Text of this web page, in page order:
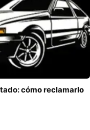
cómo reclamarlo